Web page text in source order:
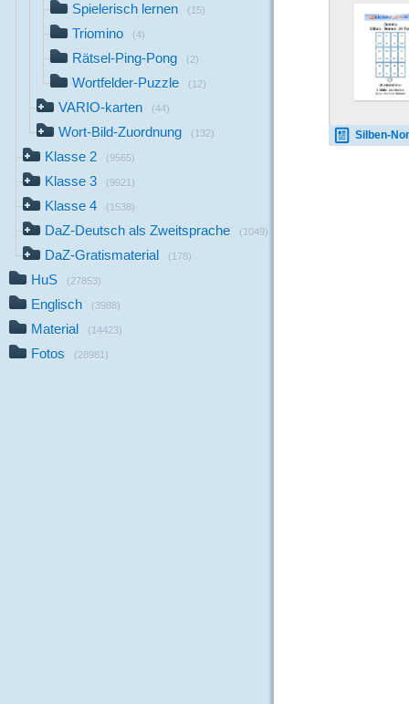
Spielerisch lernen (15)
Triomino (4)
Rätsel-Ping-Pong (2)
Wortfelder-Puzzle (12)
VARIO-karten (44)
Wort-Bild-Zuordnung (132)
Klasse 2 (9565)
Klasse 3 (9921)
Klasse 4 (1538)
DaZ-Deutsch als Zweitsprache (1049)
DaZ-Gratismaterial (178)
HuS (27853)
Englisch (3988)
Material (14423)
Fotos (28981)
Silben-